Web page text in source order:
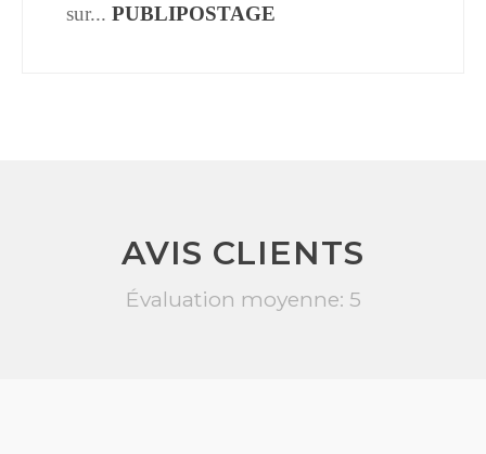
sur... PUBLIPOSTAGE
AVIS CLIENTS
Évaluation moyenne: 5